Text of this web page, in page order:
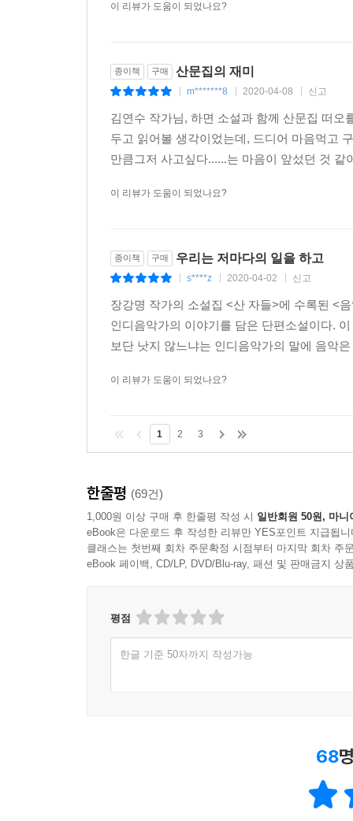
되”어야 한다고 말한다. 최대한의 내가 되는 일, 어
부족하다. 어떤 행동을 해야만 한다. 불안을 떠안
흔한 인생을 살아가더라도 흔치 않은 사람이
되자는 말이기도 하다. 그게 바로 미문의 인생이
자기 인생을 뻔한 것으로 묘사할 때 나온다. 사랑
문제는 우리가 사랑하는 이들의 시선이다. 그것
이 리뷰가 도움이 되었나요?
종이책 구매 산문집의 재미
m*******8 2020-04-08 신고
김연수 작가님, 하면 소설과 함께 산문집 떠
두고 읽어볼 생각이었는데, 드디어 마음먹고
만큼그저 사고싶다......는 마음이 앞섰던 것
이 리뷰가 도움이 되었나요?
종이책 구매 우리는 저마다의 일을 하고
s****z 2020-04-02 신고
장강명 작가의 소설집 <산 자들>에 수록된 <
인디음악가의 이야기를 담은 단편소설이다.
보단 낫지 않느냐는 인디음악가의 말에 음악
이 리뷰가 도움이 되었나요?
1 2 3
한줄평 (69건)
1,000원 이상 구매 후 한줄평 작성 시 일반회원 50원, 마니
eBook은 다운로드 후 작성한 리뷰만 YES포인트 지급됩니
클래스는 첫번째 회차 주문확정 시점부터 마지막 회차 주
eBook 페이백, CD/LP, DVD/Blu-ray, 패션 및 판매금지 상
평점
한글 기준 50자까지 작성가능
68